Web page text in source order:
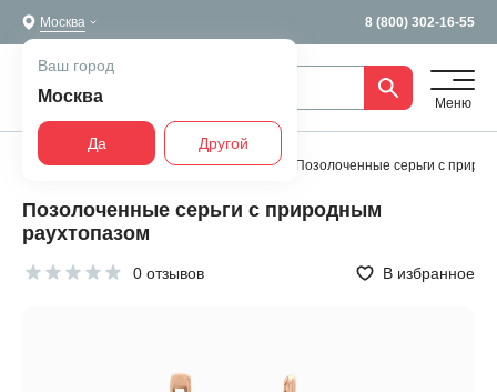
Москва 8 (800) 302-16-55
Ваш город
Москва
Да Другой
Меню
Главная Все украшения Серьги Позолоченные серьги с
Позолоченные серьги с природным
раухтопазом
0 отзывов В избранное